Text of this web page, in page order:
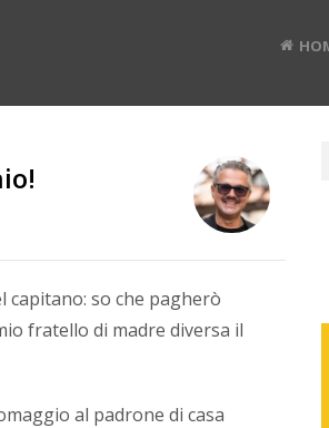
so che pagherò
fratello di madre diversa il
al padrone di casa